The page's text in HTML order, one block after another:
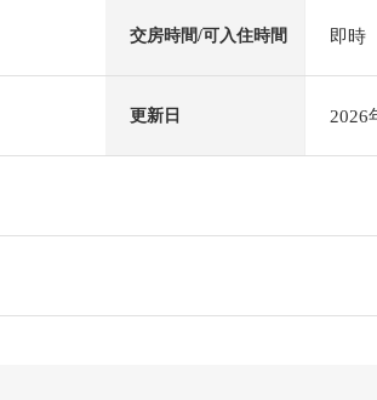
交房時間/可入住時間 即時
更新日 2026